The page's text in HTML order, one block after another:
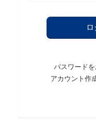
パスワード
アカウント作